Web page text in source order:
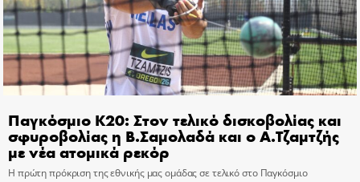
Παγκόσμιο Κ20: Στον τελικό δισκοβολίας και
σφυροβολίας η Β.Σαμολαδά και ο Α.Τζαμτζής
με νέα ατομικά ρεκόρ
Η πρώτη πρόκριση της εθνικής μας ομάδας σε τελικό στο Παγκόσμιο